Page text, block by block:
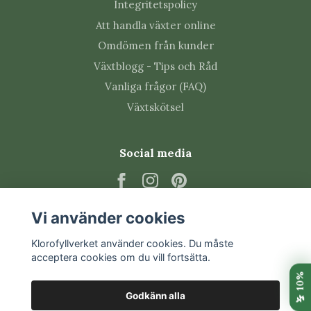
en kruka med dräneringshål.
Sorten är självstående och behöver normalt
inte klätterstöd.
Vrid krukan regelbundet om plantan lutar mot
För just denna typ är det särskilt viktigt att
växten behöver normalt inget klätterstöd.
Vanliga skadedjur
Philodendron kan drabbas av trips, spinnkvalster,
bladens undersidor regelbundet. Isolera växten och
Vanliga frågor om
Philodendron birkin
Integritetspolicy
Att handla växter online
Omdömen från kunder
Växtblogg - Tips och Råd
Vanliga frågor (FAQ)
Växtskötsel
Social media
Vi använder cookies
Klorofyllverket använder cookies. Du måste
acceptera cookies om du vill fortsätta.
Godkänn alla